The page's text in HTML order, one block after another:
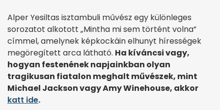
Alper Yesiltas isztambuli művész egy különleges
sorozatot alkotott „Mintha mi sem történt volna”
címmel, amelynek képkockáin elhunyt hírességek
megöregített arca látható. Ha kíváncsi vagy,
hogyan festenének napjainkban olyan
tragikusan fiatalon meghalt művészek, mint
Michael Jackson vagy Amy Winehouse, akkor
katt ide.